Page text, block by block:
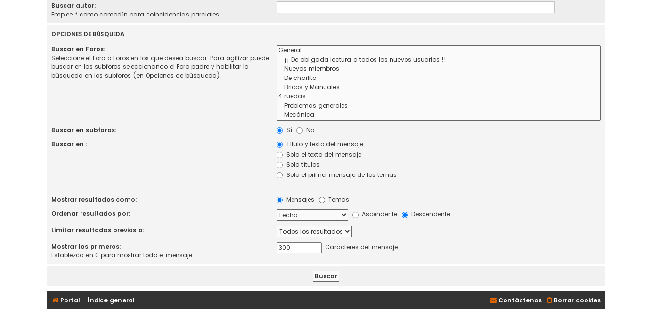
Buscar autor:
Emplee * como comodín para coincidencias parciales.
OPCIONES DE BÚSQUEDA
Buscar en Foros:
Seleccione el Foro o Foros en los que desea buscar. Para agilizar puede
buscar en los subforos seleccionando el Foro padre y habilitar la
búsqueda en los subforos (en Opciones de búsqueda).
Buscar en subforos: Sí
No
Buscar en :
Título y texto del mensaje
Solo el texto del mensaje
Solo títulos
Solo el primer mensaje de los temas
Mostrar resultados como: Mensajes
Temas
Ordenar resultados por:
Ascendente
Descendente
Limitar resultados previos a:
Mostrar los primeros:
Establezca en 0 para mostrar todo el mensaje.
Caracteres del mensaje
Portal Índice general Borrar cookies
Contáctenos